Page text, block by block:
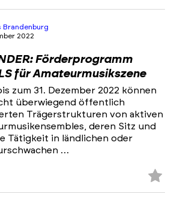
Brandenburg
2022
Förderprogramm
für Amateurmusikszene
zum 31. Dezember 2022 können
überwiegend öffentlich
Trägerstrukturen von aktiven
deren Sitz und
Tätigkeit in ländlichen oder
…